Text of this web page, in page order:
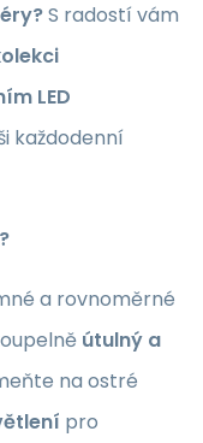
S radostí vám
LED
každodenní
a rovnoměrné
útulný a
na ostré
pro